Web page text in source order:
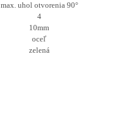
max. uhol otvorenia 90°
4
10mm
oceľ
zelená